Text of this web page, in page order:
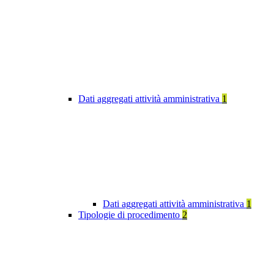
Dati aggregati attività amministrativa 1
Dati aggregati attività amministrativa 1
Tipologie di procedimento 2